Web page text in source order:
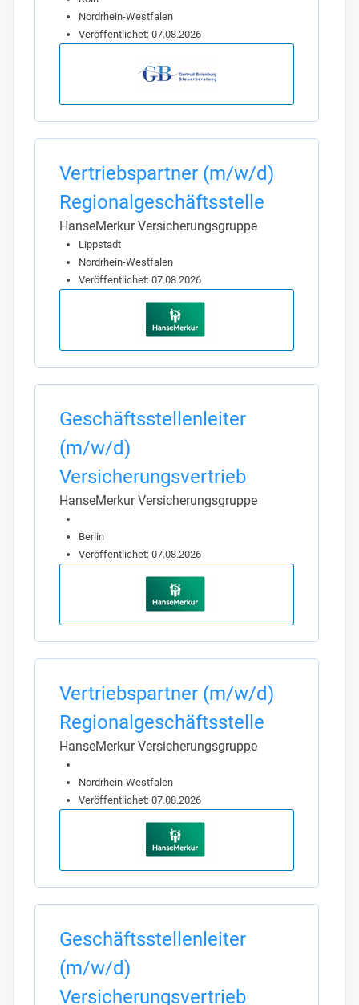
Nordrhein-Westfalen
Veröffentlichet: 07.08.2026
Vertriebspartner (m/w/d)
Regionalgeschäftsstelle
HanseMerkur Versicherungsgruppe
Lippstadt
Nordrhein-Westfalen
Veröffentlichet: 07.08.2026
Geschäftsstellenleiter
(m/w/d)
Versicherungsvertrieb
HanseMerkur Versicherungsgruppe
Berlin
Veröffentlichet: 07.08.2026
Vertriebspartner (m/w/d)
Regionalgeschäftsstelle
HanseMerkur Versicherungsgruppe
Nordrhein-Westfalen
Veröffentlichet: 07.08.2026
Geschäftsstellenleiter
(m/w/d)
Versicherungsvertrieb